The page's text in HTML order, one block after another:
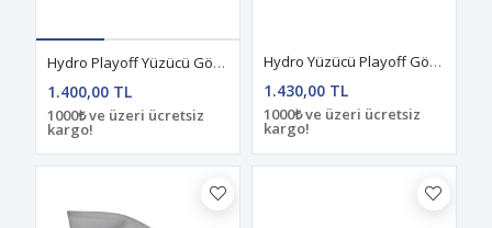
Hydro Playoff Yüzücü Gözlüğü Sarı-Siyah
1.400,00 TL
1000₺ ve üzeri ücretsiz
kargo!
Hydro Yüzücü Playoff Gözlüğü/Mavi-Turuncu Junıor
1.430,00 TL
1000₺ ve üzeri ücretsiz
kargo!